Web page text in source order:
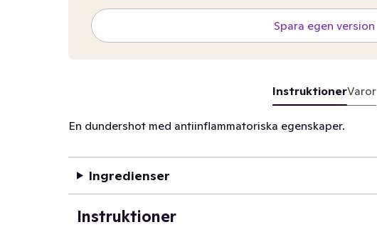
Spara egen version
InstruktionerVaror
En dundershot med antiinflammatoriska egenskaper.
Ingredienser
Instruktioner